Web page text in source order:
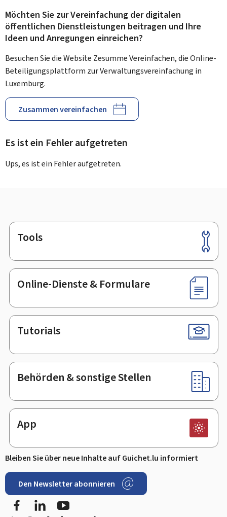
Möchten Sie zur Vereinfachung der digitalen
öffentlichen Dienstleistungen beitragen und Ihre
Ideen und Anregungen einreichen?
Besuchen Sie die Website Zesumme Vereinfachen, die Online-
Beteiligungsplattform zur Verwaltungsvereinfachung in
Luxemburg.
Zusammen vereinfachen
Es ist ein Fehler aufgetreten
Ups, es ist ein Fehler aufgetreten.
Footer
Tools
Online-Dienste & Formulare
Tutorials
Behörden & sonstige Stellen
App
Bleiben Sie über neue Inhalte auf Guichet.lu informiert
Den Newsletter abonnieren
FacebookLinkedIn